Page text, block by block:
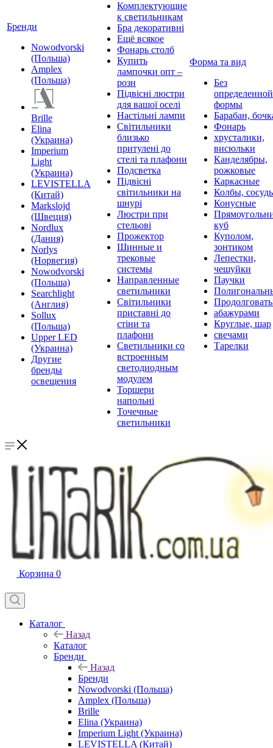
Бренди
Nowodvorski
(Польша)
Amplex
(Польша)
Brille
Elina
(Украина)
Imperium
Light
(Украина)
LEVISTELLA
(Китай)
Markslojd
(Швеция)
Nordlux
(Дания)
Norlys
(Норвегия)
Nowodvorski
(Польша)
Searchlight
(Англия)
Sollux
(Польша)
Upper LED
(Украина)
Другие
бренды
освещения
Комплектующие
к светильникам
Бра декоративні
Ещё всякое
Фонарь столб
Купить
лампочки опт –
розн
Підвісні люстри
для вашої оселі
Настільні лампи
Світильники
близько
притулені до
стелі та плафони
Подсветка
Підвісні
світильники на
шнурі
Люстри при
стельові
Прожектор
Шинные и
трековые
системы
Направленные
светильники
Світильники
приставні до
стіни та
плафони
Светильники со
встроенным
светодиодным
модулем
Торшери
напольні
Точечные
светильники
Форма та вид
Без
определенной
формы
Барабан,
Фонарь
хрусталики,
висюльки
Канделябры,
рожковые
Каркасные
Колбы,
Конусные
куб
Куполом,
зонтиком
Лепестки,
чешуйки
Паучки
абажурами
Круглые, шар
свечами
Тарелки
Корзина 0
Каталог
Назад
Каталог
Бренди
Назад
Бренди
Nowodvorski (Польша)
Amplex (Польша)
Brille
Elina (Украина)
Imperium Light (Украина)
LEVISTELLA (Китай)